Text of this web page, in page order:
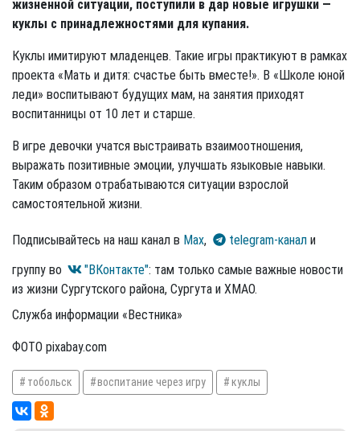
жизненной ситуации, поступили в дар новые игрушки —
куклы с принадлежностями для купания.
Куклы имитируют младенцев. Такие игры практикуют в рамках
проекта «Мать и дитя: счастье быть вместе!». В «Школе юной
леди» воспитывают будущих мам, на занятия приходят
воспитанницы от 10 лет и старше.
В игре девочки учатся выстраивать взаимоотношения,
выражать позитивные эмоции, улучшать языковые навыки.
Таким образом отрабатываются ситуации взрослой
самостоятельной жизни.
Подписывайтесь на наш канал в Max, telegram-канал и
группу во
"ВКонтакте": там только самые важные новости
из жизни Сургутского района, Сургута и ХМАО.
Служба информации «Вестника»
ФОТО pixabay.com
тобольск воспитание через игру куклы